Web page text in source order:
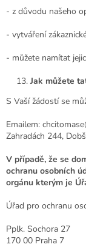
- z důvodu našeho
- vytváření
- můžete namítat
Jak můžete
S Vaší žádostí se
Emailem:
Zahradách 244,
V případě, že se
ochranu osobních
orgánu kterým je
Úřad pro ochranu
Pplk. Sochora 27
170 00 Praha 7